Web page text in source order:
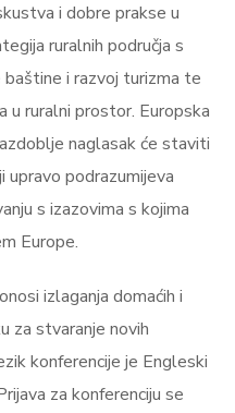
i dobre prakse u
ruralnih područja s
i razvoj turizma te
u ruralni prostor. Europska
naglasak će staviti
upravo podrazumijeva
s izazovima s kojima
Europe.
izlaganja domaćih i
za stvaranje novih
konferencije je Engleski
za konferenciju se